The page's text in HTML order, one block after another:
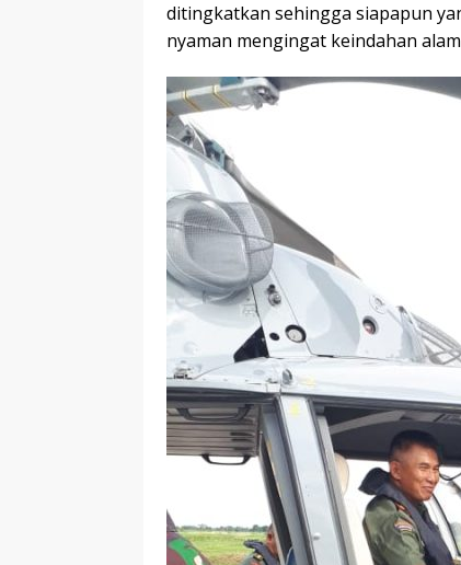
ditingkatkan sehingga siapapun
nyaman mengingat keindahan